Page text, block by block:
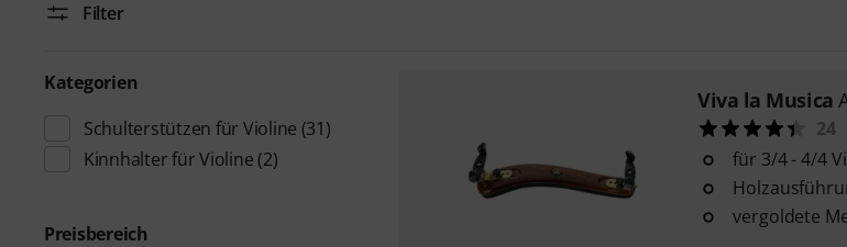
Filter
Kategorien
Schulterstützen für Violine (31)
Kinnhalter für Violine (2)
Preisbereich
Viva la Musica
24
für 3/4 - 4/4
vergoldete